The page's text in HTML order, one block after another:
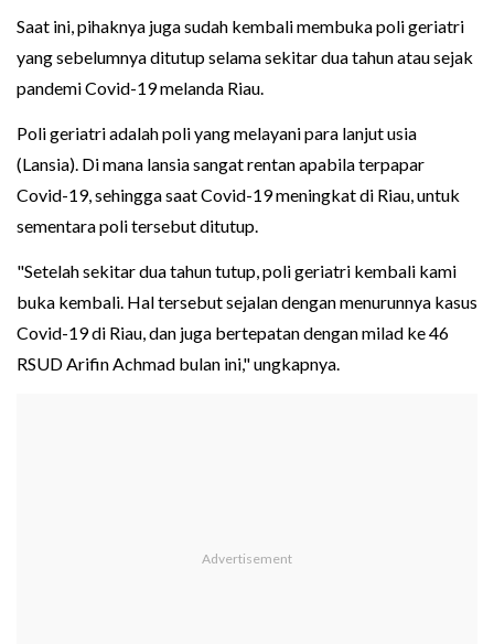
Saat ini, pihaknya juga sudah kembali membuka poli geriatri
yang sebelumnya ditutup selama sekitar dua tahun atau sejak
pandemi Covid-19 melanda Riau.
Poli geriatri adalah poli yang melayani para lanjut usia
(Lansia). Di mana lansia sangat rentan apabila terpapar
Covid-19, sehingga saat Covid-19 meningkat di Riau, untuk
sementara poli tersebut ditutup.
"Setelah sekitar dua tahun tutup, poli geriatri kembali kami
buka kembali. Hal tersebut sejalan dengan menurunnya kasus
Covid-19 di Riau, dan juga bertepatan dengan milad ke 46
RSUD Arifin Achmad bulan ini," ungkapnya.